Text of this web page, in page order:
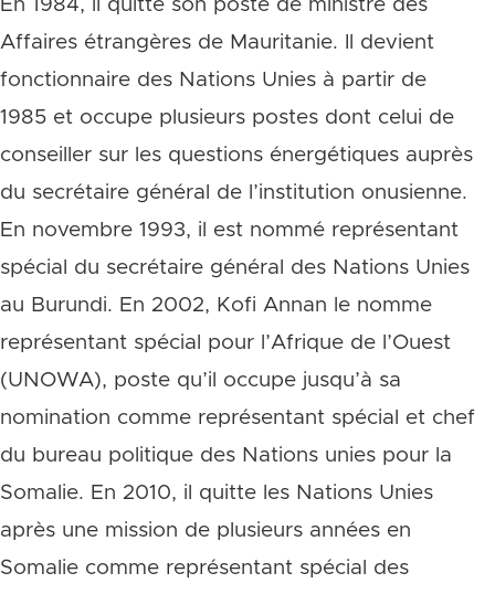
En 1984, il quitte son poste de ministre des
Affaires étrangères de Mauritanie. Il devient
fonctionnaire des Nations Unies à partir de
1985 et occupe plusieurs postes dont celui de
conseiller sur les questions énergétiques auprès
du secrétaire général de l’institution onusienne.
En novembre 1993, il est nommé représentant
spécial du secrétaire général des Nations Unies
au Burundi. En 2002, Kofi Annan le nomme
représentant spécial pour l’Afrique de l’Ouest
(UNOWA), poste qu’il occupe jusqu’à sa
nomination comme représentant spécial et chef
du bureau politique des Nations unies pour la
Somalie. En 2010, il quitte les Nations Unies
après une mission de plusieurs années en
Somalie comme représentant spécial des